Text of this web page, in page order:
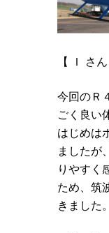
【 Ｉ さ
今回のＲ
ごく良い
はじめは
ましたが
りやすく
ため、筑
きました。